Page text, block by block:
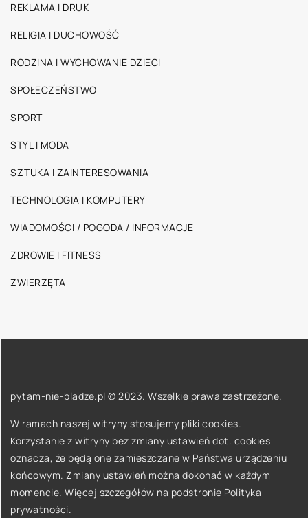
REKLAMA I DRUK
RELIGIA I DUCHOWOŚĆ
RODZINA I WYCHOWANIE DZIECI
SPOŁECZEŃSTWO
SPORT
STYL I MODA
SZTUKA I ZAINTERESOWANIA
TECHNOLOGIA I KOMPUTERY
WIADOMOŚCI / POGODA / INFORMACJE
ZDROWIE I FITNESS
ZWIERZĘTA
pytam-nie-bladze.pl © 2023. Wszelkie prawa zastrzeżone.
W ramach naszej witryny stosujemy pliki cookies.
Korzystanie z witryny bez zmiany ustawień dot. cookies
oznacza, że będą one zamieszczane w Państwa urządzeniu
końcowym. Zmiany ustawień można dokonać w każdym
momencie. Więcej szczegółów na podstronie Polityka
prywatności.